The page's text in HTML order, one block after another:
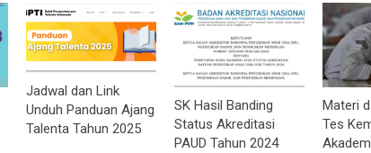
Jadwal dan Link
Unduh Panduan Ajang
Talenta Tahun 2025
SK Hasil Banding
Status Akreditasi
PAUD Tahun 2024
Materi
Tes